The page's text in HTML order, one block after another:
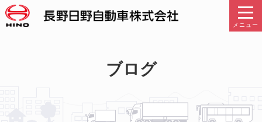
メニュー
ブログ